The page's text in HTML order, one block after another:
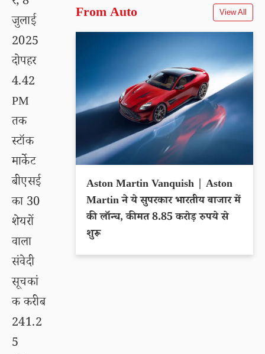
जुलाई
2025
दोपहर
4.42
PM
तक
स्टॉक
मार्केट
बीएसई
का 30
शेयरों
वाला
संवेदी
सूचकां
क करीब
241.2
5
From Auto View All
Aston Martin Vanquish | Aston
Martin ने ये सुपरकार भारतीय बाजार में
की लॉन्च, कीमत 8.85 करोड़ रुपये से
शुरू